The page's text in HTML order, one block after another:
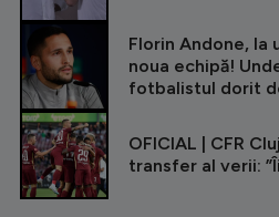
Florin Andone, la
noua echipă!
fotbalistul dorit
OFICIAL | CFR
transfer al verii: